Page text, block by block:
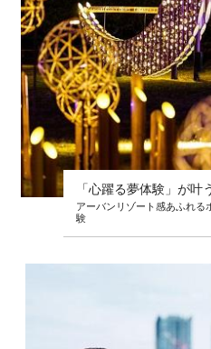
「心躍る夢体験」が叶
アーバンリゾート感あふれる
験